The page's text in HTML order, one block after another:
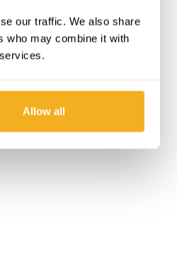
our traffic. We also share
who may combine it with
Allow all